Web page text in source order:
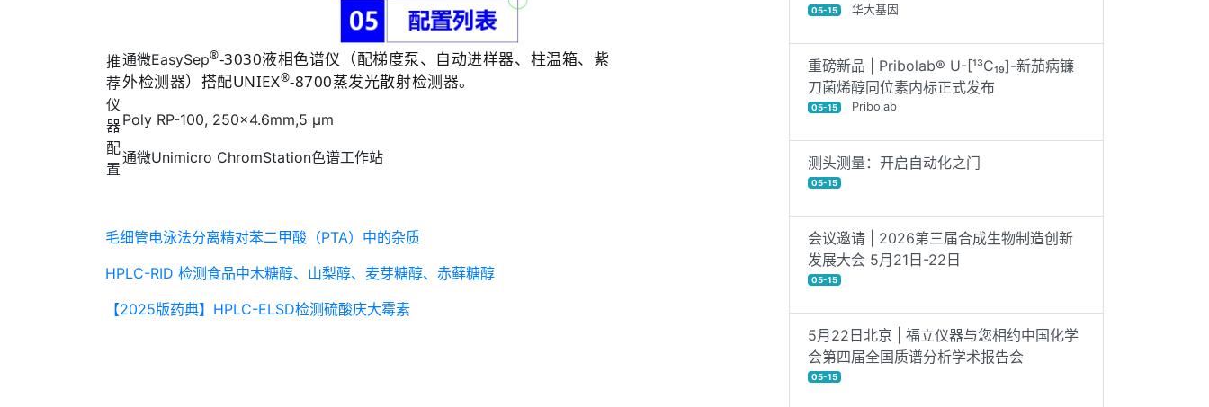
推
荐
仪
器
配
置
通微EasySep®-3030液相色谱仪（配梯度泵、自动进样器、柱温箱、紫
外检测器）搭配UNIEX®-8700蒸发光散射检测器。
Poly RP-100, 250×4.6mm,5 μm
通微Unimicro ChromStation色谱工作站
毛细管电泳法分离精对苯二甲酸（PTA）中的杂质
HPLC-RID 检测食品中木糖醇、山梨醇、麦芽糖醇、赤藓糖醇
【2025版药典】HPLC-ELSD检测硫酸庆大霉素
05-15 华大基因
重磅新品 | Pribolab® U-[¹³C₁₉]-新茄病镰
刀菌烯醇同位素内标正式发布
05-15 Pribolab
测头测量：开启自动化之门
05-15
会议邀请 | 2026第三届合成生物制造创新
发展大会 5月21日-22日
05-15
5月22日北京 | 福立仪器与您相约中国化学
会第四届全国质谱分析学术报告会
05-15